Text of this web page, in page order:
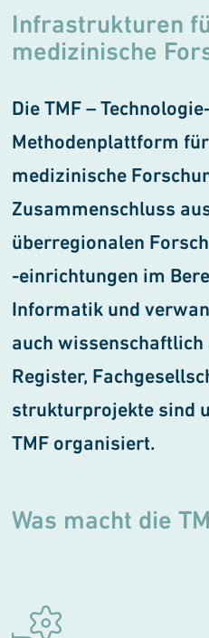
Infrastrukturen
medizinische
Die TMF –
Methodenplattform
medizinische
Zusammenschluss
überregionalen
-ein­richtungen im
Informatik und
auch
Register,
strukturprojekte sind
TMF organisiert.
Was macht die